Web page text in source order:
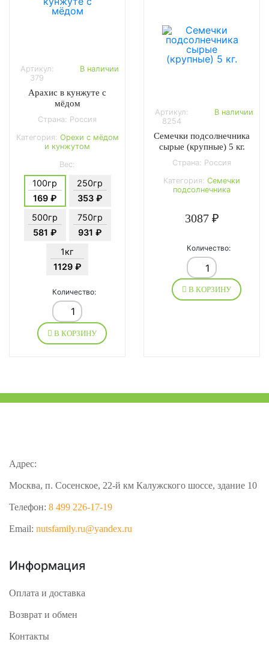
Артикул:
379
В наличии
Арахис в кунжуте с
мёдом
Страна: Россия
Категория: Орехи с мёдом
и кунжутом
Вес:
100гр
169 ₽
250гр
353 ₽
500гр
581 ₽
750гр
931 ₽
1кг
1129 ₽
Количество:
В КОРЗИНУ
Артикул:
8254
В наличии
Семечки подсолнечника
сырые (крупные) 5 кг.
Страна: Россия
Категория: Семечки
подсолнечника
3087 ₽
Количество:
В КОРЗИНУ
Адрес:
Москва, п. Сосенское, 22-й км Калужского шоссе, здание 10
Телефон: 8 499 226-17-19
Email: nutsfamily.ru@yandex.ru
Информация
Оплата и доставка
Возврат и обмен
Контакты